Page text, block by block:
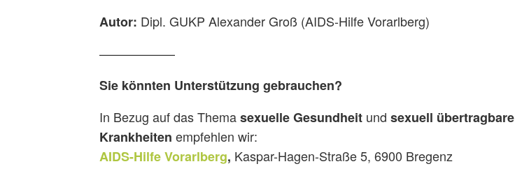
Autor: Dipl. GUKP Alexander Groß (AIDS-Hilfe Vorarlberg)
——————
Sie könnten Unterstützung gebrauchen?
In Bezug auf das Themasexuelle Gesundheit und sexuell übertragbare
Krankheiten empfehlen wir:
AIDS-Hilfe Vorarlberg, Kaspar-Hagen-Straße 5, 6900 Bregenz